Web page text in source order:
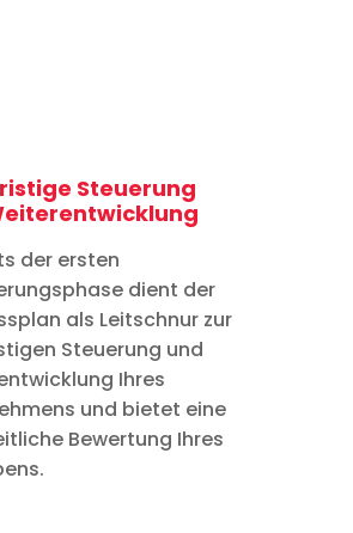
Steuerung
der ersten
dient der
als Leitschnur zur
Steuerung und
Ihres
und bietet eine
Bewertung Ihres